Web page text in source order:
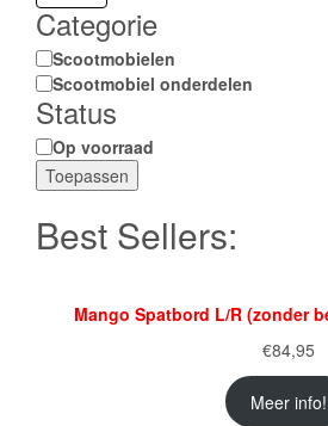
Categorie
Categorie
Scootmobielen
Scootmobiel onderdelen
Status
Status
Op voorraad
Toepassen
Best Sellers:
Mango Spatbord L/R (zonder
€84,95
Meer info!